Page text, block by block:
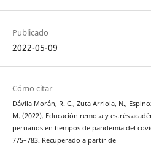
Publicado
2022-05-09
Cómo citar
Dávila Morán, R. C., Zuta Arriola, N.,
M. (2022). Educación remota y estrés
peruanos en tiempos de pandemia del
775–783. Recuperado a partir de